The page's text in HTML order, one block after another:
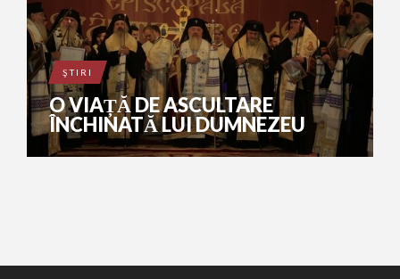
ŞTIRI
O VIAȚĂ DE ASCULTARE
ÎNCHINATĂ LUI DUMNEZEU